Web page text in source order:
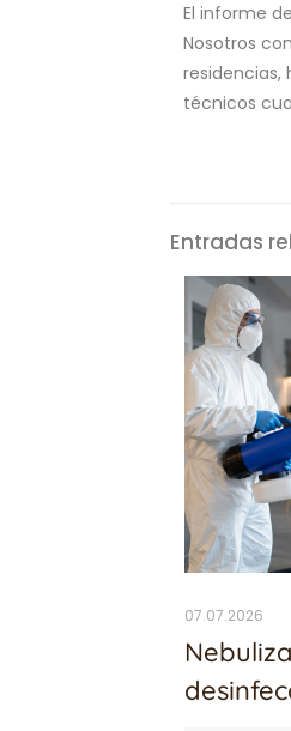
El informe
Nosotros
técnicos
Entradas
07.07.2026